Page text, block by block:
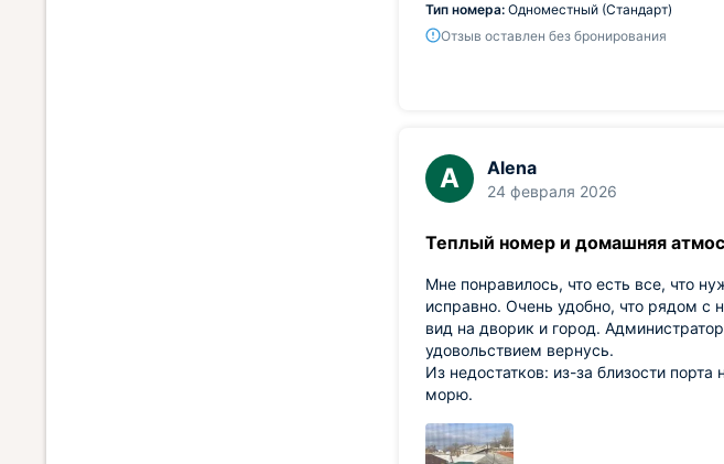
Тип номера: Одноместный (Стандарт)
Отзыв оставлен без бронирования
A Alena
24 февраля 2026
Теплый номер и домашняя
Мне понравилось, что есть все, что
исправно. Очень удобно, что рядом с
вид на дворик и город.
удовольствием вернусь.
Из недостатков: из-за близости
морю.